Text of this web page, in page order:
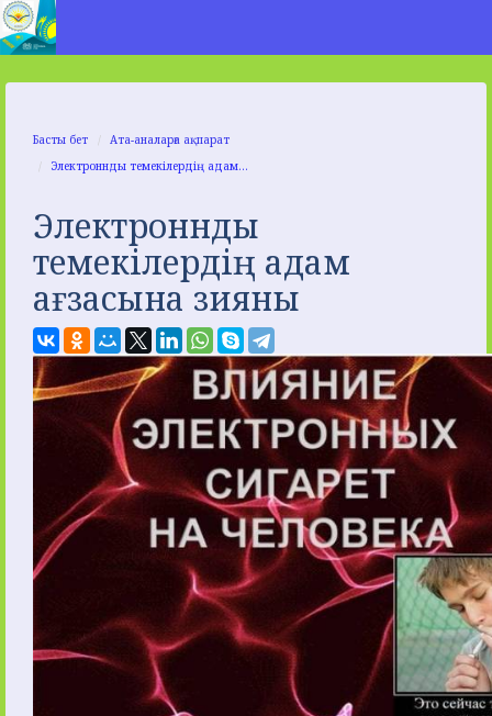
Басты бет
Ата-аналарға ақпарат
Электроннды темекілердің адам...
Электроннды
темекілердің адам
ағзасына зияны